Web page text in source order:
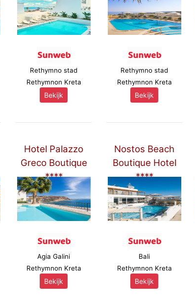
Rethymno stad
Rethymnon Kreta
Bekijk
Rethymno stad
Rethymnon Kreta
Bekijk
Hotel Palazzo
Greco Boutique
****
Agia Galini
Rethymnon Kreta
Bekijk
Nostos Beach
Boutique Hotel
****
Bali
Rethymnon Kreta
Bekijk